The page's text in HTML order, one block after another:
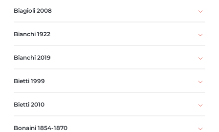
Biagioli 2008
Bianchi 1922
Bianchi 2019
Bietti 1999
Bietti 2010
Bonaini 1854-1870